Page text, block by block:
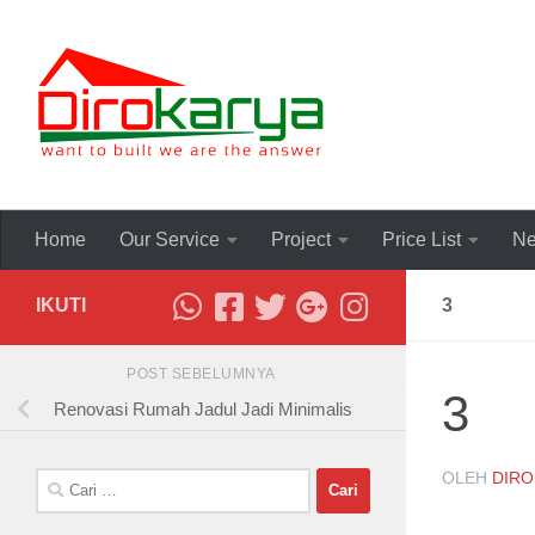
Home Our Service Project Price List
3
3
OLEH
IKUTI
POST SEBELUMNYA
Renovasi Rumah Jadul Jadi Minimalis
Cari
untuk: